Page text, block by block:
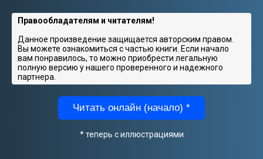
Правообладателям и читателям!
Данное произведение защищается авторским правом.
Вы можете ознакомиться с частью книги. Если начало
вам понравилось, то можно приобрести легальную
полную версию у нашего проверенного и надежного
партнера.
Читать онлайн (начало) *
* теперь с иллюстрациями